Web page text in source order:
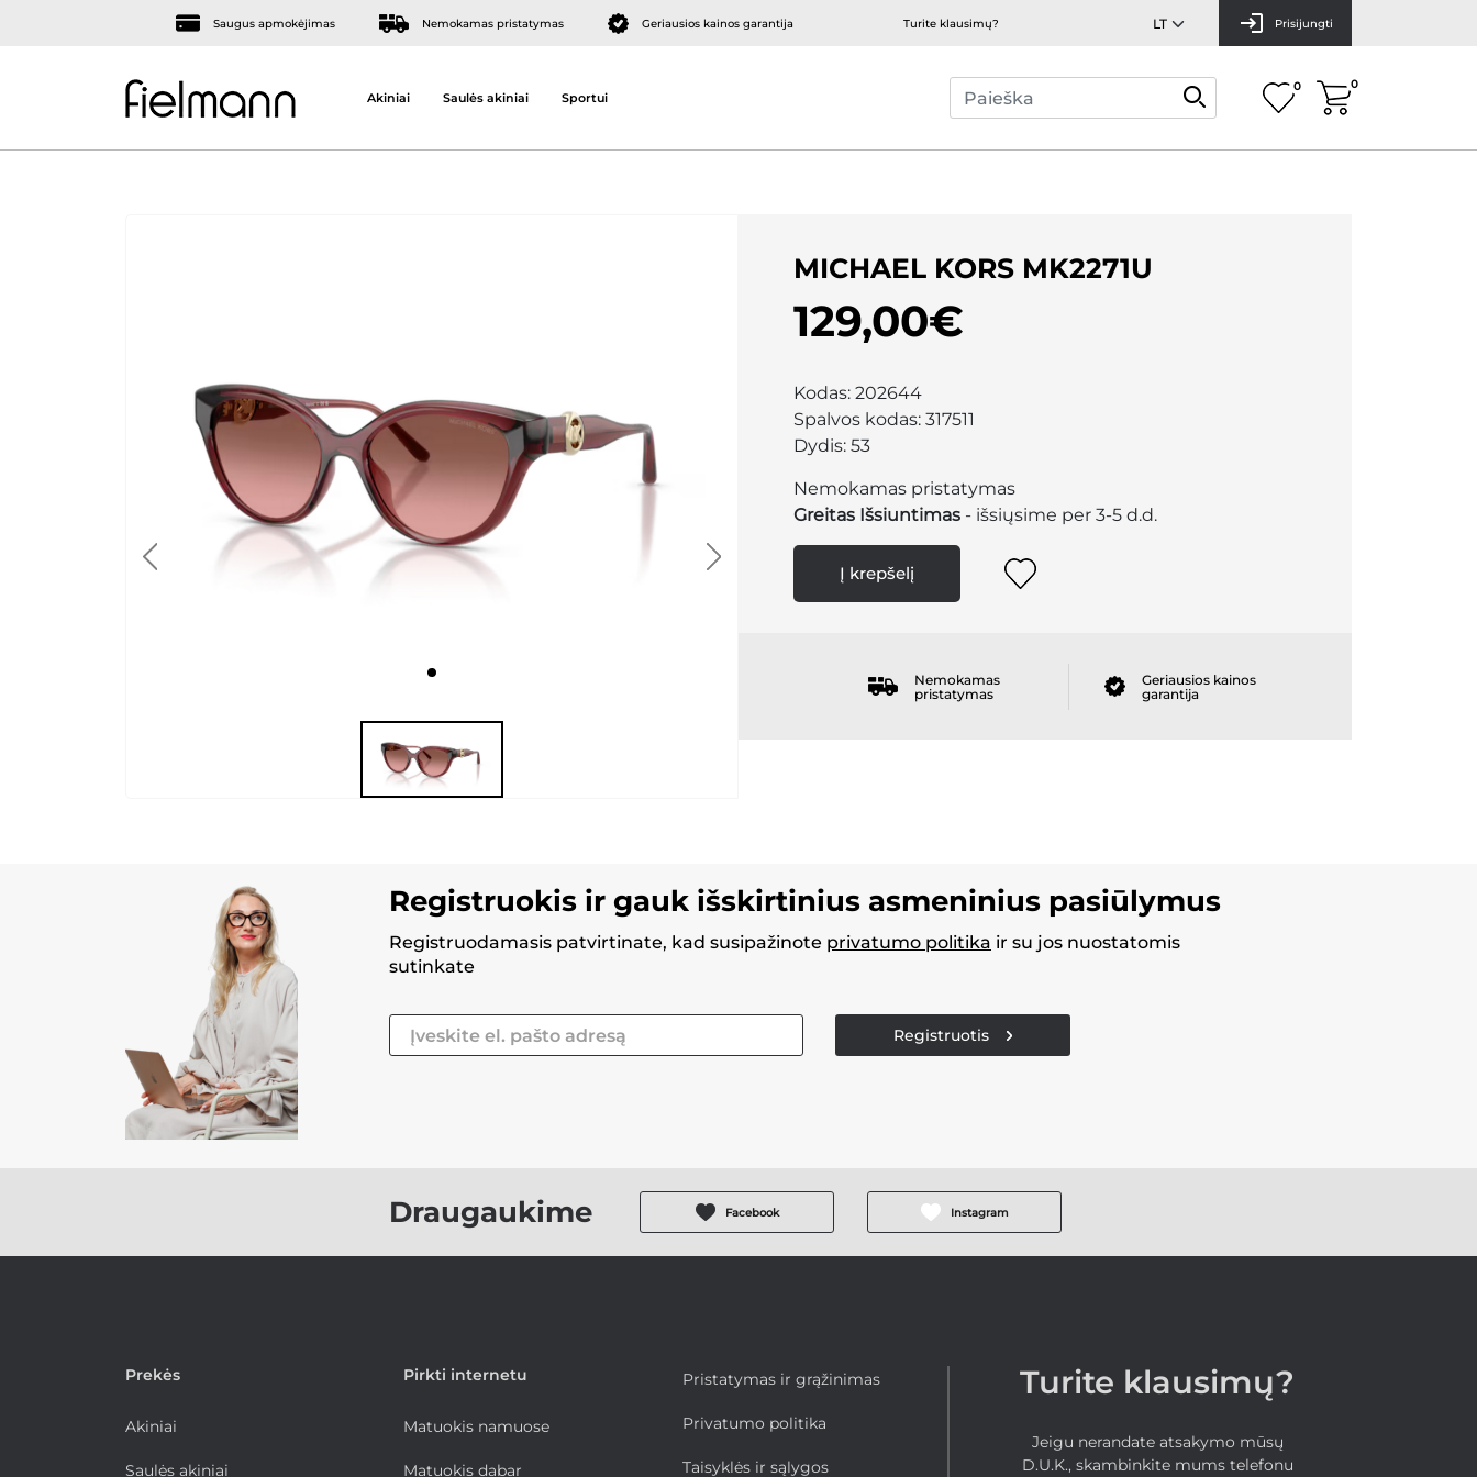
Saugus apmokėjimas Nemokamas pristatymas Geriausios kainos garantija Turite klausimų? Prisijungti
Akiniai Saulės akiniai Sportui
0 0
MICHAEL KORS MK2271U
129,00€
Kodas: 202644
Spalvos kodas: 317511
Dydis: 53
Nemokamas pristatymas
Greitas Išsiuntimas - išsiųsime per 3-5 d.d.
Į krepšelį
Nemokamas
pristatymas
Geriausios kainos
garantija
Registruokis ir gauk išskirtinius asmeninius pasiūlymus
Registruodamasis patvirtinate, kad susipažinote privatumo politika ir su jos nuostatomis
sutinkate
Registruotis
Draugaukime Facebook Instagram
Prekės
Akiniai
Saulės akiniai
Pirkti internetu
Matuokis namuose
Matuokis dabar
Pristatymas ir grąžinimas
Privatumo politika
Taisyklės ir sąlygos
Turite klausimų?
Jeigu nerandate atsakymo mūsų
D.U.K., skambinkite mums telefonu